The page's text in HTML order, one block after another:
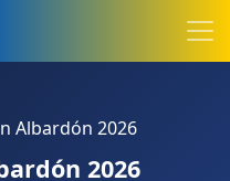
Albardón 2026
2026